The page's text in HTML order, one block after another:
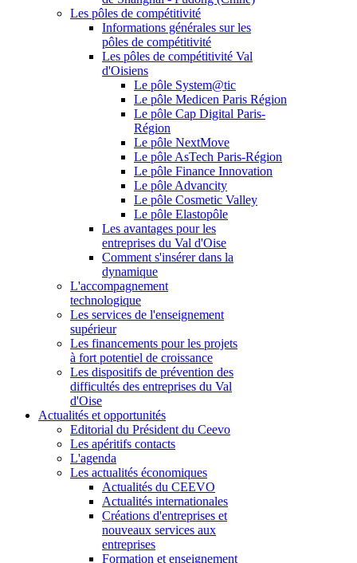
Les pôles de compétitivité
Informations générales sur les
pôles de compétitivité
Les pôles de compétitivité Val
d'Oisiens
Le pôle System@tic
Le pôle Medicen Paris Région
Le pôle Cap Digital Paris-
Région
Le pôle NextMove
Le pôle AsTech Paris-Région
Le pôle Finance Innovation
Le pôle Advancity
Le pôle Cosmetic Valley
Le pôle Elastopôle
Les avantages pour les
entreprises du Val d'Oise
Comment s'insérer dans la
dynamique
L'accompagnement
technologique
Les services de l'enseignement
supérieur
Les financements pour les projets
à fort potentiel de croissance
Les dispositifs de prévention des
difficultés des entreprises du Val
d'Oise
Actualités et opportunités
Editorial du Président du Ceevo
Les apéritifs contacts
L'agenda
Les actualités économiques
Actualités du CEEVO
Actualités internationales
Créations d'entreprises et
nouveaux services aux
entreprises
Formation et enseignement